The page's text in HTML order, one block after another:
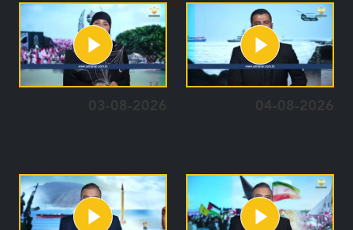
04-08-2026
03-08-2026